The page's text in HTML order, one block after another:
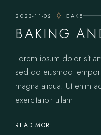
2023-11-02 CAKE
BAKING
Lorem ipsum dolor sit
sed do eiusmod
magna aliqua. Ut enim
exercitation ullam
READ MORE